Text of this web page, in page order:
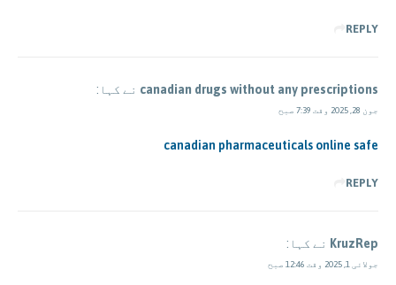
REPLY
canadian drugs without any prescriptions نے کہا:
جون 28, 2025 وقت 7:39 صبح
canadian pharmaceuticals online safe
REPLY
KruzRep نے کہا:
جولائی 1, 2025 وقت 12:46 صبح